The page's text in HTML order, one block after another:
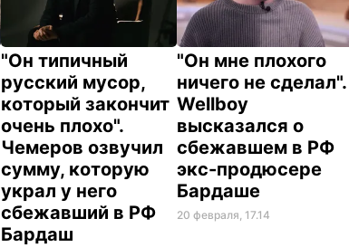
"Он типичный
русский мусор,
который закончит
очень плохо".
Чемеров озвучил
сумму, которую
украл у него
сбежавший в РФ
Бардаш
"Он мне плохого
ничего не сделал".
Wellboy
высказался о
сбежавшем в РФ
экс-продюсере
Бардаше
20 февраля, 17.14